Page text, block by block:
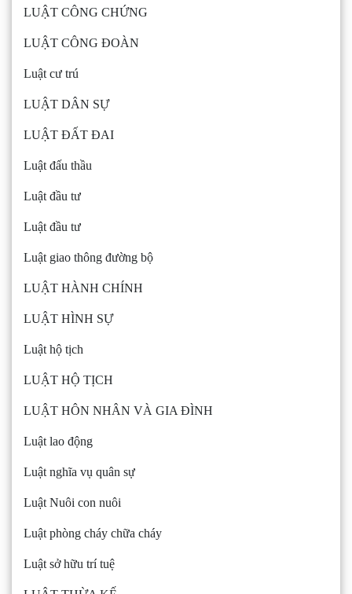
LUẬT CÔNG CHỨNG
LUẬT CÔNG ĐOÀN
Luật cư trú
LUẬT DÂN SỰ
LUẬT ĐẤT ĐAI
Luật đấu thầu
Luật đầu tư
Luật đầu tư
Luật giao thông đường bộ
LUẬT HÀNH CHÍNH
LUẬT HÌNH SỰ
Luật hộ tịch
LUẬT HỘ TỊCH
LUẬT HÔN NHÂN VÀ GIA ĐÌNH
Luật lao động
Luật nghĩa vụ quân sự
Luật Nuôi con nuôi
Luật phòng cháy chữa cháy
Luật sở hữu trí tuệ